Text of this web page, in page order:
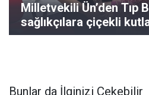
Milletvekili Ün’den Tıp
sağlıkçılara çiçekli
Bunlar da İlginizi Çekebilir